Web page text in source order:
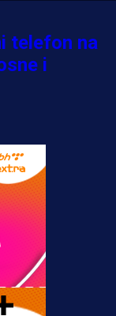
telefon na
i